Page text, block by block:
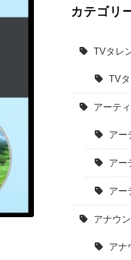
カテゴリ
TVタレ
TV
アーテ
アー
アー
アー
アナウ
アナ